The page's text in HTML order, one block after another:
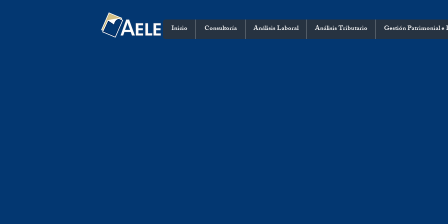
Inicio Consultoría Análisis Laboral Análisis Tributario Gestión Patrimonial e